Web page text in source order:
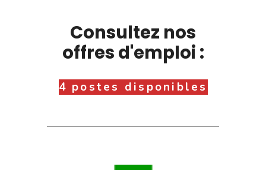
Consultez nos
offres d'emploi :
4 postes disponibles